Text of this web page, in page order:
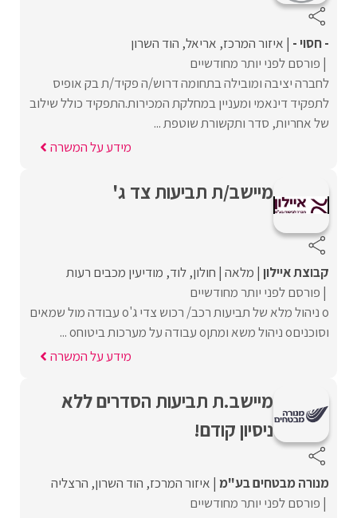
- חסוי - איזור המרכז אריאל הוד השרון
פורסם לפני יותר מחודשיים
לחברה יציבה ומובילה בתחומה דרוש/ה פקיד/ת בק אופיס
לתפקיד דינאמי ומעניין במחלקת המכירות.התפקיד כולל שילוב
של אחריות, סדר ותקשורת שוטפת ...
מידע על המשרה
מיישב/ת תביעות צד ג'
קבוצת איילון מלאה חולון לוד מודיעין מכבים רעות
פורסם לפני יותר מחודשיים
o ניהול מלא של תביעות רכב/ רכוש צדי ג'o עבודה מול שמאים
וסוכניםo ניהול משא ומתןo עבודה על מערכות ביטוחo ...
מידע על המשרה
מיישב.ת תביעות הסדרים ללא
ניסיון קודם!
מנורה מבטחים בע"מ איזור המרכז הוד השרון הרצליה
פורסם לפני יותר מחודשיים